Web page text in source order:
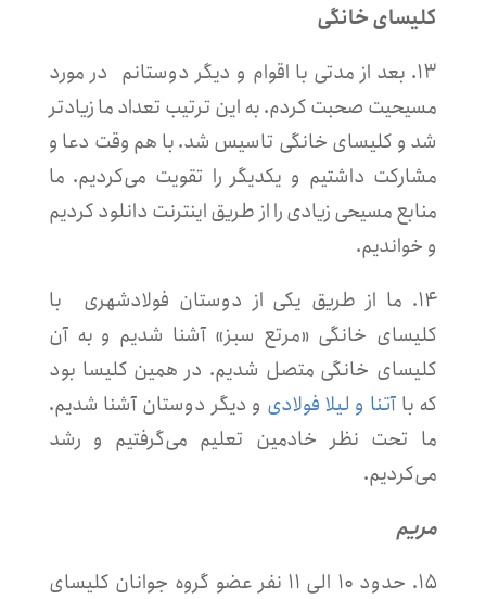
کلیسای خانگی
۱۳. بعد از مدتی با اقوام و دیگر دوستانم در مورد
مسیحیت صحبت کردم. به این ترتیب تعداد ما زیادتر
شد و کلیسای خانگی تاسیس شد. با هم وقت دعا و
مشارکت داشتیم و یکدیگر را تقویت می‌کردیم. ما
منابع مسیحی زیادی را از طریق اینترنت دانلود کردیم
و خواندیم.
۱۴. ما از طریق یکی از دوستان فولادشهری با
کلیسای خانگی «مرتع سبز» آشنا شدیم و به آن
کلیسای خانگی متصل شدیم. در همین کلیسا بود
که باآتنا و لیلا فولادی و دیگر دوستان آشنا شدیم.
ما تحت نظر خادمین تعلیم می‌گرفتیم و رشد
می‌کردیم.
مریم
۱۵. حدود ۱۰ الی ۱۱ نفر عضو گروه جوانان کلیسای